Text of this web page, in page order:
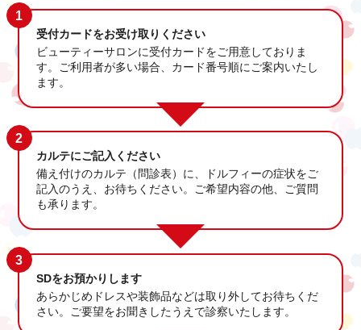
1
受付カードをお受け取りください
ビューティーサロンに受付カードをご用意しておりま
す。
ご利用者が多い場合、カード番号順にご案内いたし
ます。
2
カルテにご記入ください
備え付けのカルテ（問診表）に、ドルフィーの症状をご
記入のうえ、お待ちください。 ご希望内容の他、ご質問
も承ります。
3
SDをお預かりします
あらかじめドレスや装飾品などは取り外してお待ちくだ
さい。
ご要望をお聞きしたうえで診察いたします。